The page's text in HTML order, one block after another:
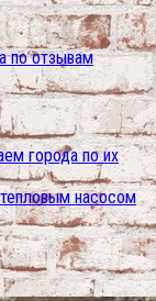
по отзывам
города по их
насосом